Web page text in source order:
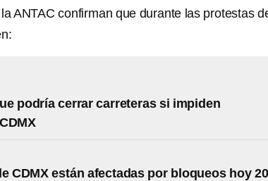
ANTAC confirman que durante las protestas
podría cerrar carreteras si impiden
CDMX están afectadas por bloqueos hoy 20